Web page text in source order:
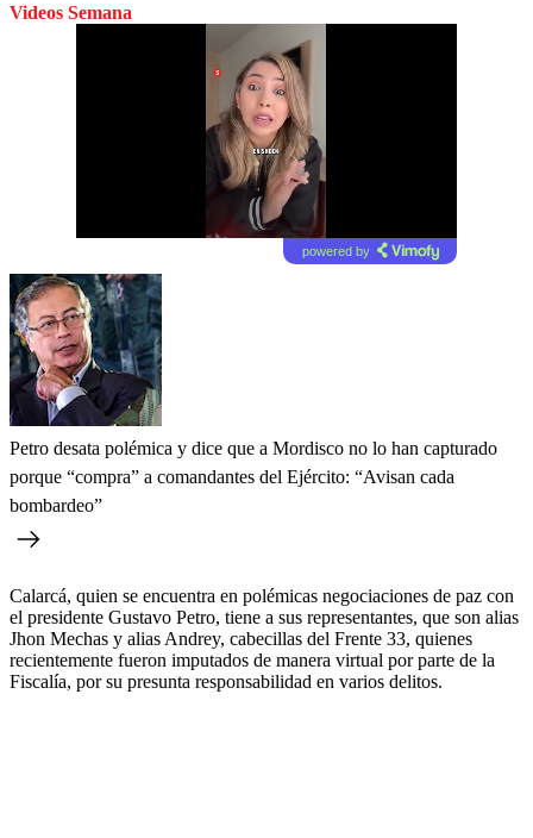
Videos Semana
powered by
Petro desata polémica y dice que a Mordisco no lo han capturado
porque “compra” a comandantes del Ejército: “Avisan cada
bombardeo”
Calarcá, quien se encuentra en polémicas negociaciones de paz con
el presidente Gustavo Petro, tiene a sus representantes, que son alias
Jhon Mechas y alias Andrey, cabecillas del Frente 33, quienes
recientemente fueron imputados de manera virtual por parte de la
Fiscalía, por su presunta responsabilidad en varios delitos.